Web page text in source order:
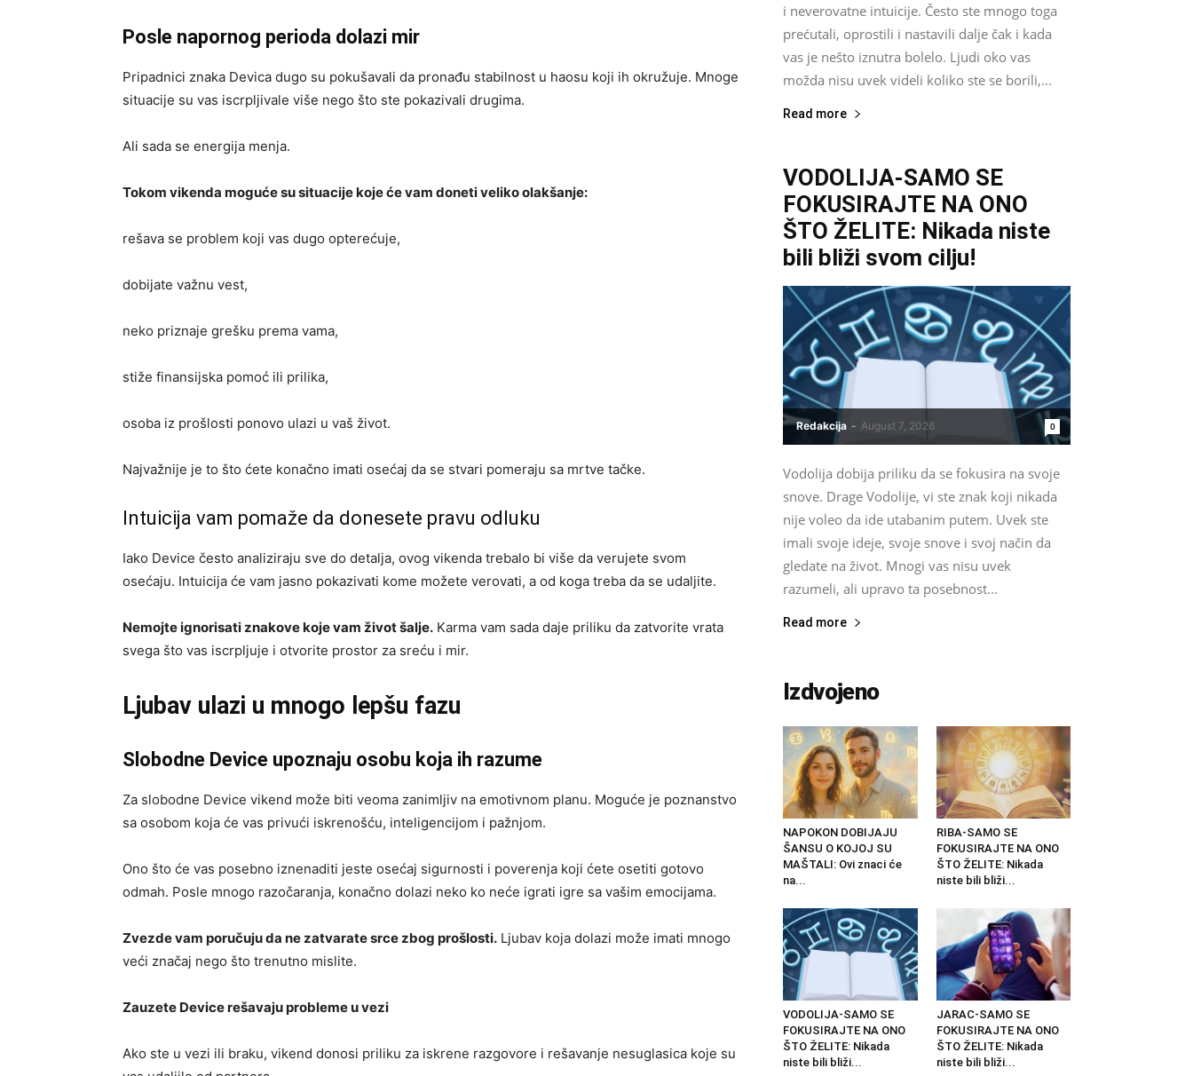
Posle napornog perioda dolazi mir
Pripadnici znaka Devica dugo su pokušavali da pronađu stabilnost u haosu koji ih okružuje. Mnoge
situacije su vas iscrpljivale više nego što ste pokazivali drugima.
Ali sada se energija menja.
Tokom vikenda moguće su situacije koje će vam doneti veliko olakšanje:
rešava se problem koji vas dugo opterećuje,
dobijate važnu vest,
neko priznaje grešku prema vama,
stiže finansijska pomoć ili prilika,
osoba iz prošlosti ponovo ulazi u vaš život.
Najvažnije je to što ćete konačno imati osećaj da se stvari pomeraju sa mrtve tačke.
Intuicija vam pomaže da donesete pravu odluku
Iako Device često analiziraju sve do detalja, ovog vikenda trebalo bi više da verujete svom
osećaju. Intuicija će vam jasno pokazivati kome možete verovati, a od koga treba da se udaljite.
Nemojte ignorisati znakove koje vam život šalje. Karma vam sada daje priliku da zatvorite vrata
svega što vas iscrpljuje i otvorite prostor za sreću i mir.
Ljubav ulazi u mnogo lepšu fazu
Slobodne Device upoznaju osobu koja ih razume
Za slobodne Device vikend može biti veoma zanimljiv na emotivnom planu. Moguće je poznanstvo
sa osobom koja će vas privući iskrenošću, inteligencijom i pažnjom.
Ono što će vas posebno iznenaditi jeste osećaj sigurnosti i poverenja koji ćete osetiti gotovo
odmah. Posle mnogo razočaranja, konačno dolazi neko ko neće igrati igre sa vašim emocijama.
Zvezde vam poručuju da ne zatvarate srce zbog prošlosti. Ljubav koja dolazi može imati mnogo
veći značaj nego što trenutno mislite.
Zauzete Device rešavaju probleme u vezi
Ako ste u vezi ili braku, vikend donosi priliku za iskrene razgovore i rešavanje nesuglasica koje su
i neverovatne intuicije. Često ste mnogo toga
prećutali, oprostili i nastavili dalje čak i kada
vas je nešto iznutra bolelo. Ljudi oko vas
možda nisu uvek videli koliko ste se borili,...
Read more
VODOLIJA-SAMO SE
FOKUSIRAJTE NA ONO
ŠTO ŽELITE: Nikada niste
bili bliži svom cilju!
Redakcija - August 7, 2026 0
Vodolija dobija priliku da se fokusira na svoje
snove. Drage Vodolije, vi ste znak koji nikada
nije voleo da ide utabanim putem. Uvek ste
imali svoje ideje, svoje snove i svoj način da
gledate na život. Mnogi vas nisu uvek
razumeli, ali upravo ta posebnost...
Read more
Izdvojeno
NAPOKON DOBIJAJU
ŠANSU O KOJOJ SU
MAŠTALI: Ovi znaci će
na...
RIBA-SAMO SE
FOKUSIRAJTE NA ONO
ŠTO ŽELITE: Nikada
niste bili bliži...
VODOLIJA-SAMO SE
FOKUSIRAJTE NA ONO
ŠTO ŽELITE: Nikada
niste bili bliži...
JARAC-SAMO SE
FOKUSIRAJTE NA ONO
ŠTO ŽELITE: Nikada
niste bili bliži...